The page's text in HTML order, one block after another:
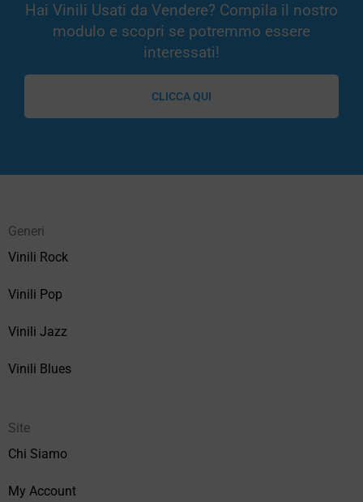
Hai Vinili Usati da Vendere? Compila il nostro
modulo e scopri se potremmo essere
interessati!
CLICCA QUI
Generi
Vinili Rock
Vinili Pop
Vinili Jazz
Vinili Blues
Site
Chi Siamo
My Account